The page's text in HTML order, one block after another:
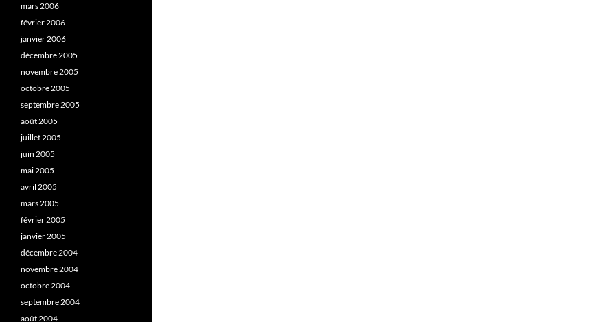
mars 2006
février 2006
janvier 2006
décembre 2005
novembre 2005
octobre 2005
septembre 2005
août 2005
juillet 2005
juin 2005
mai 2005
avril 2005
mars 2005
février 2005
janvier 2005
décembre 2004
novembre 2004
octobre 2004
septembre 2004
août 2004